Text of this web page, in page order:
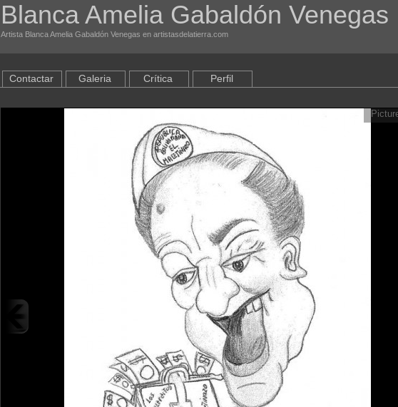
Blanca Amelia Gabaldón Venegas
Artista Blanca Amelia Gabaldón Venegas en artistasdelatierra.com
Contactar Galeria Crítica Perfil